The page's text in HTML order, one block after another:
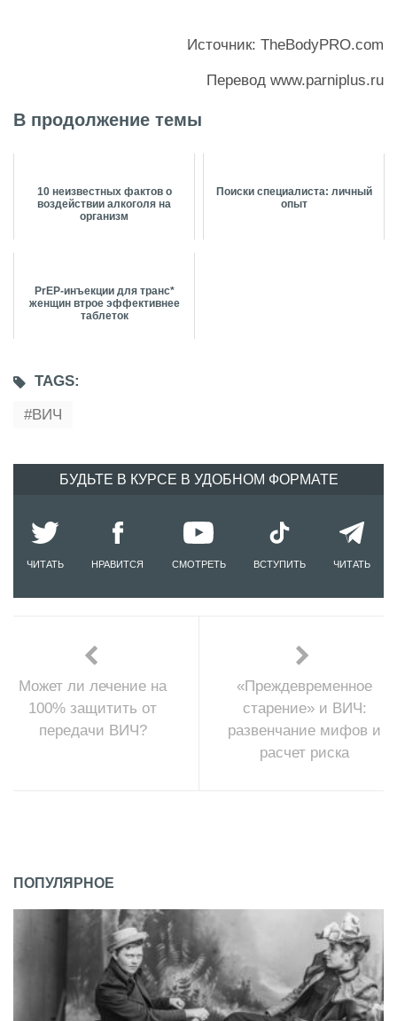
Источник: TheBodyPRO.com
Перевод www.parniplus.ru
В продолжение темы
10 неизвестных фактов о
воздействии алкоголя на
организм
Поиски специалиста: личный
опыт
PrEP-инъекции для транс*
женщин втрое эффективнее
таблеток
TAGS:
ВИЧ
БУДЬТЕ В КУРСЕ В УДОБНОМ ФОРМАТЕ
ЧИТАТЬ НРАВИТСЯ СМОТРЕТЬ ВСТУПИТЬ ЧИТАТЬ
Может ли лечение на
100% защитить от
передачи ВИЧ?
«Преждевременное
старение» и ВИЧ:
развенчание мифов и
расчет риска
ПОПУЛЯРНОЕ